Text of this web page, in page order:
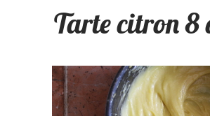
Tarte citron 8